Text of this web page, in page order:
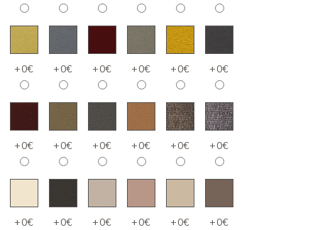
+0€ +0€ +0€ +0€ +0€ +0€
+0€ +0€ +0€ +0€ +0€ +0€
+0€ +0€ +0€ +0€ +0€ +0€